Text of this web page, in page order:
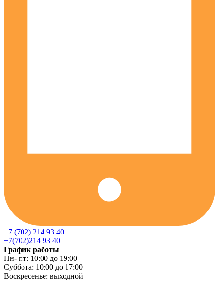
+7 (702) 214 93 40
+7(702)214 93 40
График работы
Пн- пт: 10:00 до 19:00
Суббота: 10:00 до 17:00
Воскресенье: выходной